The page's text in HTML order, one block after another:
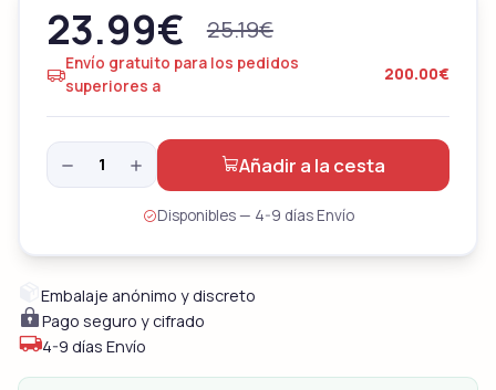
23.99€ 25.19€
Envío gratuito para los pedidos
superiores a
200.00€
Añadir a la cesta
Disponibles — 4-9 días Envío
Embalaje anónimo y discreto
Pago seguro y cifrado
4-9 días Envío